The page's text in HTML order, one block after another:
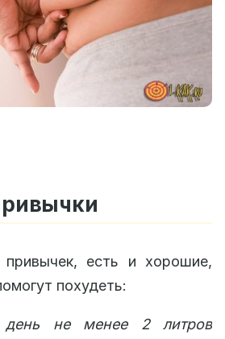
есть и хорошие,
похудеть:
день не менее 2 литров